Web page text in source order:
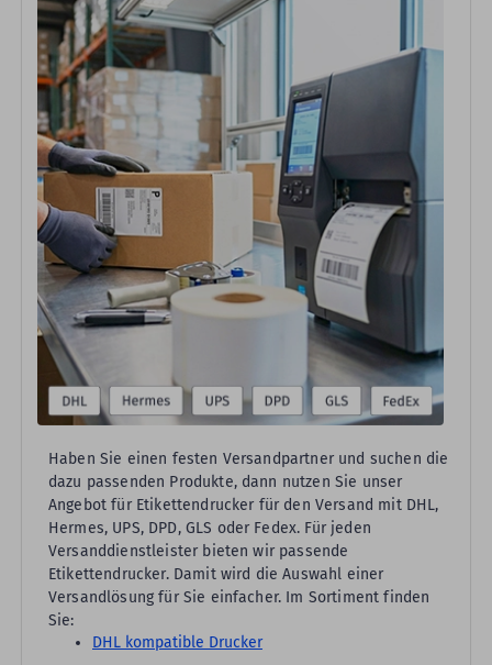
Haben Sie einen festen Versandpartner und suchen die
dazu passenden Produkte, dann nutzen Sie unser
Angebot für Etikettendrucker für den Versand mit DHL,
Hermes, UPS, DPD, GLS oder Fedex. Für jeden
Versanddienstleister bieten wir passende
Etikettendrucker. Damit wird die Auswahl einer
Versandlösung für Sie einfacher. Im Sortiment finden
Sie:
DHL kompatible Drucker